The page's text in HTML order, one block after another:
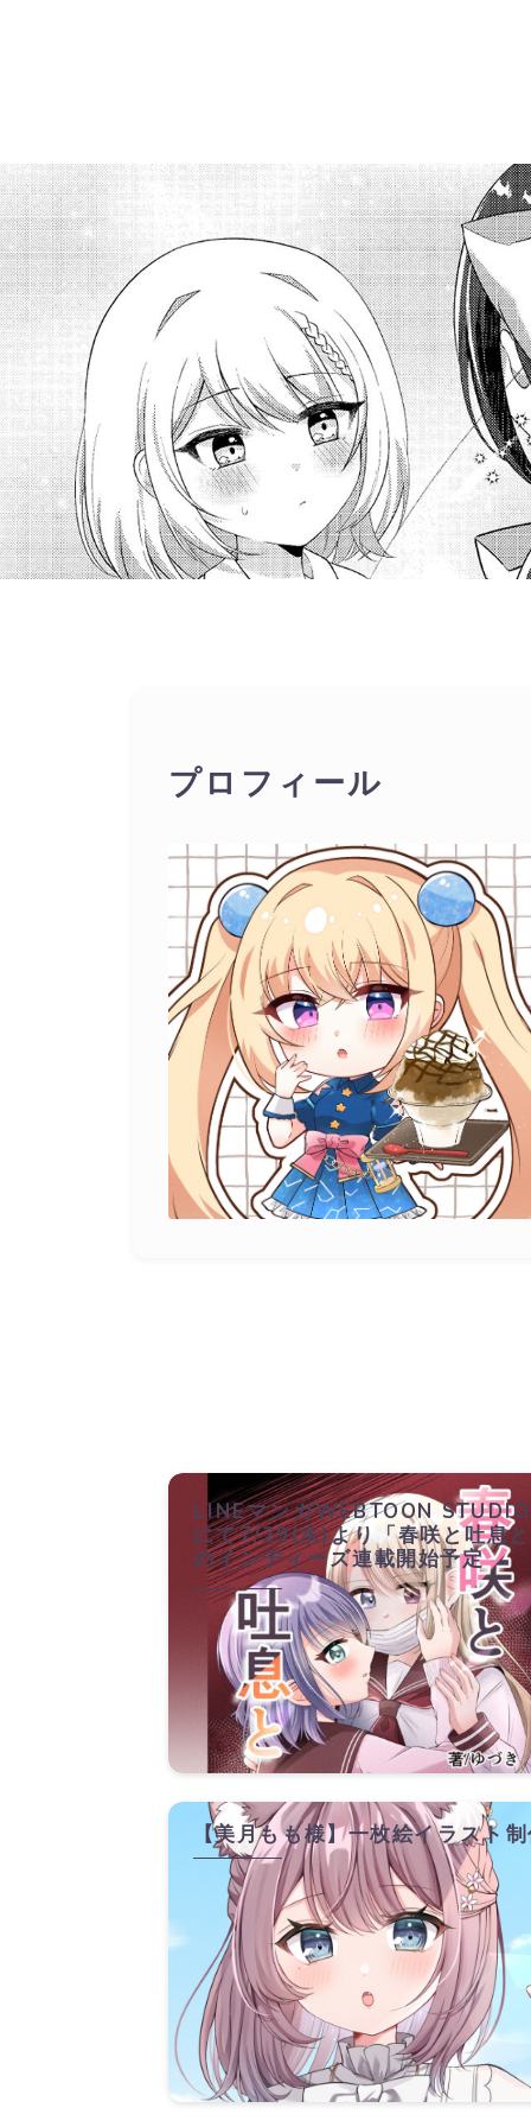
プロフィール
LINEマンガWEBTOON
にて7/29(水)より「春咲と吐息と
のインディーズ連載開始予定
【美月もも様】一枚絵イラスト制